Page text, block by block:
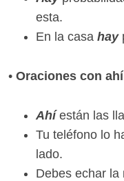
esta.
En la casa hay
• Oraciones con
Ahíestán las
Tu teléfono lo
lado.
Debes echar la